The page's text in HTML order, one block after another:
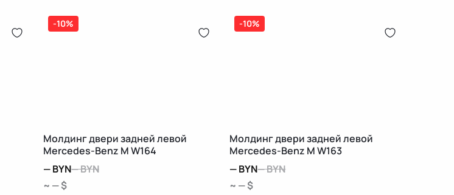
-10%
Молдинг двери задней левой
Mercedes-Benz M W164
—BYN—BYN
~ — $
-10%
Молдинг двери задней левой
Mercedes-Benz M W163
—BYN—BYN
~ — $